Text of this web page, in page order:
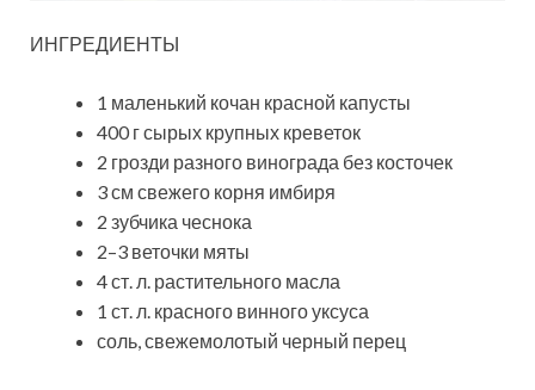
ИНГРЕДИЕНТЫ
1 маленький кочан красной капусты
400 г сырых крупных креветок
2 грозди разного винограда без косточек
3 см свежего корня имбиря
2 зубчика чеснока
2–3 веточки мяты
4 ст. л. растительного масла
1 ст. л. красного винного уксуса
соль, свежемолотый черный перец